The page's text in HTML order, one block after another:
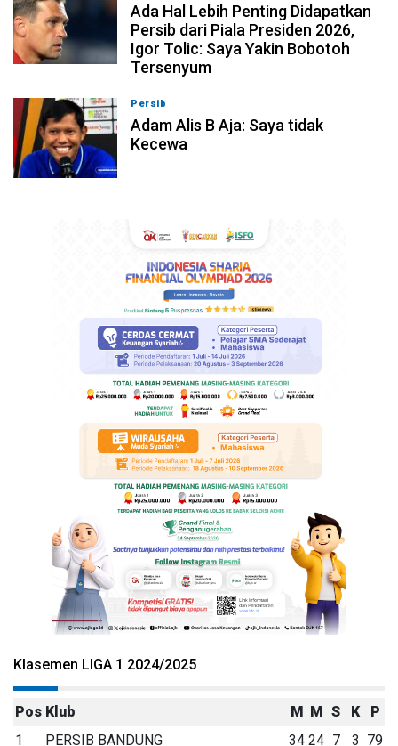
Ada Hal Lebih Penting Didapatkan
Persib dari Piala Presiden 2026,
Igor Tolic: Saya Yakin Bobotoh
Tersenyum
Persib
Adam Alis B Aja: Saya tidak
Kecewa
Klasemen LIGA 1 2024/2025
Pos Klub M M S K
P
1
PERSIB BANDUNG 34 24 7 3 79